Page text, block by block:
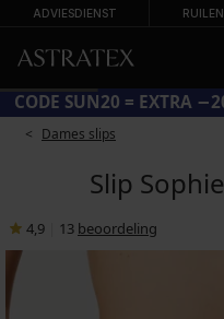
ADVIESDIENST
CODE SUN20 = EXTRA
Dames slips
Slip
4,9 13 beoordeling